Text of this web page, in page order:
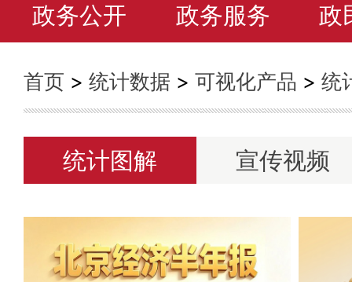
政务公开 政务服务 政
首页 > 统计数据 > 可视化产品 > 统
统计图解 宣传视频